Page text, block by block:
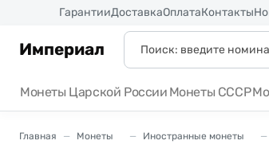
ГарантииДоставкаОплатаКонтакты
Империал
Монеты Царской России Монеты СССР
Главная Монеты Иностранные монеты